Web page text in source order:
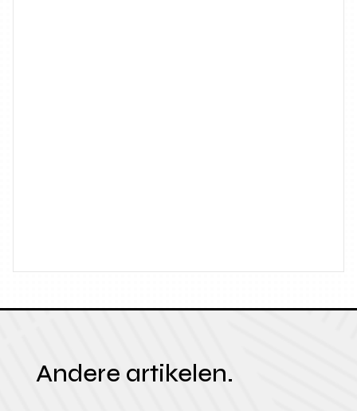
Andere artikelen.